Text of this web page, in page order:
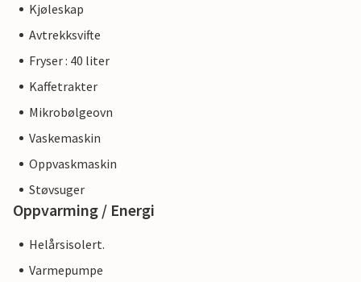
Kjøleskap
Avtrekksvifte
Fryser : 40 liter
Kaffetrakter
Mikrobølgeovn
Vaskemaskin
Oppvaskmaskin
Støvsuger
Oppvarming / Energi
Helårsisolert.
Varmepumpe